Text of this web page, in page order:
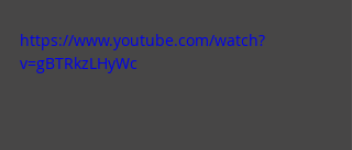
https://www.youtube.com/watch?
v=gBTRkzLHyWc